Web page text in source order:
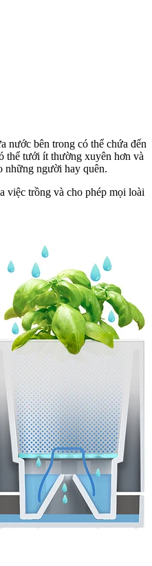
nước bên trong có thể chứa đến
thể tưới ít thường xuyên hơn và
những người hay quên.
việc trồng và cho phép mọi loài